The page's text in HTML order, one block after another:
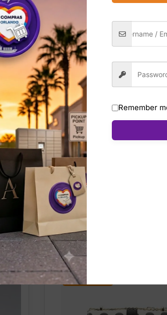
(0)
“Marlena Travel” es un estuche
zip-around y asa superior lo hace ideal
en un accesorio práctico y
¡OFERTA!
Remember